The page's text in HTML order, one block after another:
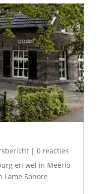
| 0 reacties
en wel in Meerlo
Lame Sonore